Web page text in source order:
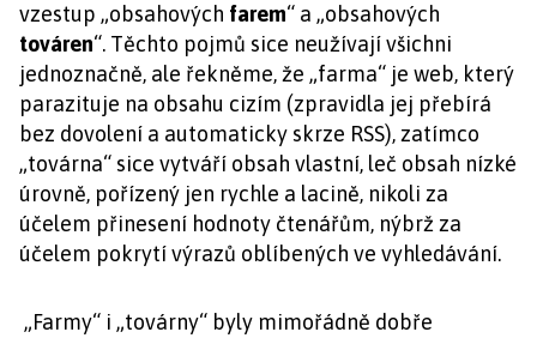
vzestup „obsahových farem“ a „obsahových
továren“. Těchto pojmů sice neužívají všichni
jednoznačně, ale řekněme, že „farma“ je web, který
parazituje na obsahu cizím (zpravidla jej přebírá
bez dovolení a automaticky skrze RSS), zatímco
„továrna“ sice vytváří obsah vlastní, leč obsah nízké
úrovně, pořízený jen rychle a lacině, nikoli za
účelem přinesení hodnoty čtenářům, nýbrž za
účelem pokrytí výrazů oblíbených ve vyhledávání.
„Farmy“ i „továrny“ byly mimořádně dobře